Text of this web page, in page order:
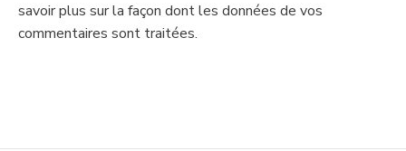
savoir plus sur la façon dont les données de vos
commentaires sont traitées.